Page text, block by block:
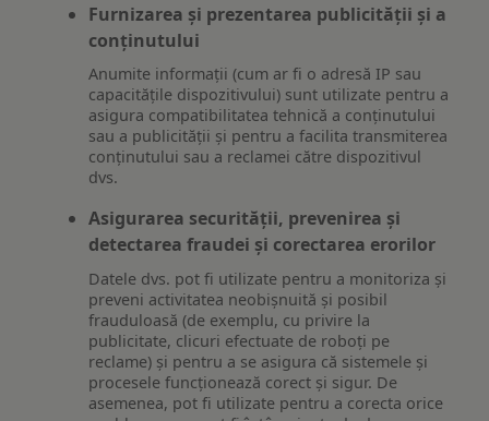
Furnizarea și prezentarea publicității și a
conținutului
Anumite informații (cum ar fi o adresă IP sau
capacitățile dispozitivului) sunt utilizate pentru a
asigura compatibilitatea tehnică a conținutului
sau a publicității și pentru a facilita transmiterea
conținutului sau a reclamei către dispozitivul
dvs.
Asigurarea securității, prevenirea și
detectarea fraudei și corectarea erorilor
Datele dvs. pot fi utilizate pentru a monitoriza și
preveni activitatea neobișnuită și posibil
frauduloasă (de exemplu, cu privire la
publicitate, clicuri efectuate de roboți pe
reclame) și pentru a se asigura că sistemele și
procesele funcționează corect și sigur. De
asemenea, pot fi utilizate pentru a corecta orice